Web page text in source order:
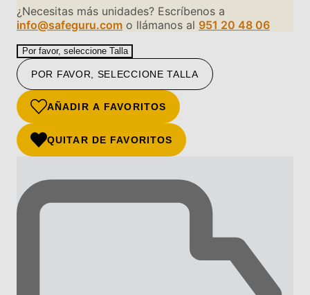
¿Necesitas más unidades? Escríbenos a
info@safeguru.com o llámanos al 951 20 48 06
Por favor, seleccione Talla
POR FAVOR, SELECCIONE TALLA
AÑADIR A FAVORITOS
QUITAR DE FAVORITOS